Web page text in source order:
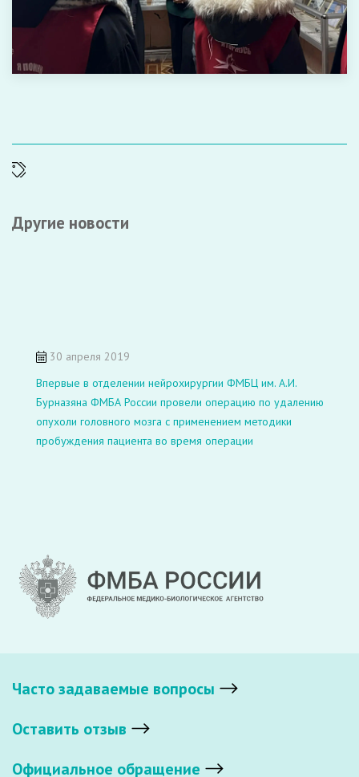
Другие новости
30 апреля 2019
Впервые в отделении нейрохирургии ФМБЦ им. А.И.
Бурназяна ФМБА России провели операцию по удалению
опухоли головного мозга с применением методики
пробуждения пациента во время операции
Часто задаваемые вопросы
Оставить отзыв
Официальное обращение